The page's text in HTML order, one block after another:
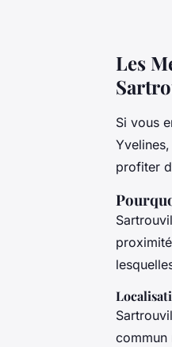
Les
Si vous
profiter
commun